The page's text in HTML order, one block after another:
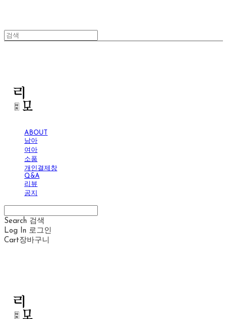
ABOUT
남아
여아
소품
개인결제창
Q&A
리뷰
공지
Search 검색
Log In 로그인
Cart장바구니